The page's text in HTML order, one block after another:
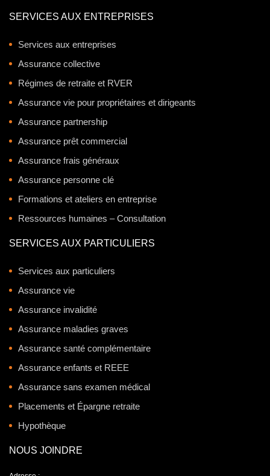
SERVICES AUX ENTREPRISES
Services aux entreprises
Assurance collective
Régimes de retraite et RVER
Assurance vie pour propriétaires et dirigeants
Assurance partnership
Assurance prêt commercial
Assurance frais généraux
Assurance personne clé
Formations et ateliers en entreprise
Ressources humaines – Consultation
SERVICES AUX PARTICULIERS
Services aux particuliers
Assurance vie
Assurance invalidité
Assurance maladies graves
Assurance santé complémentaire
Assurance enfants et REEE
Assurance sans examen médical
Placements et Épargne retraite
Hypothèque
NOUS JOINDRE